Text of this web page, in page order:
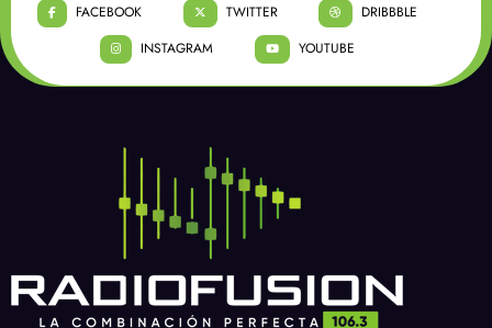
FACEBOOK TWITTER
DRIBBBLE
INSTAGRAM
YOUTUBE